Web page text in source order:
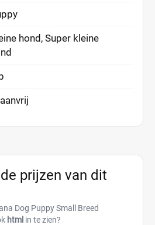
hond, Super kleine
prijzen van dit
Dog Puppy Small Breed
html in te zien?